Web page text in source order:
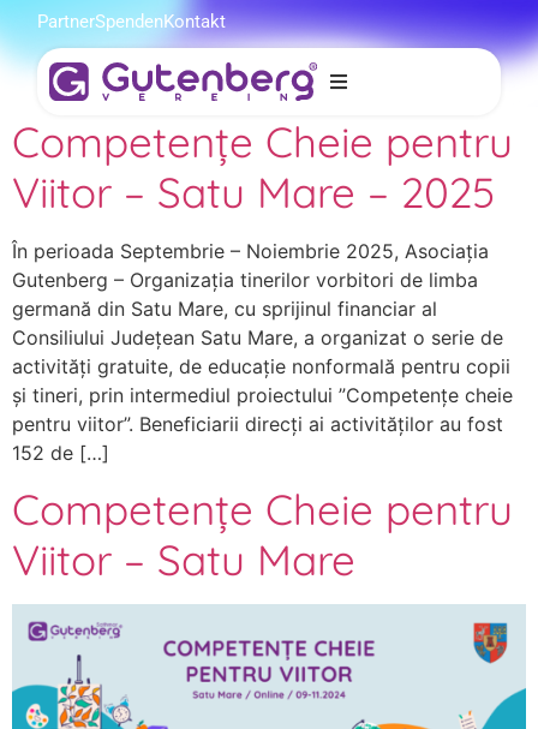
PartnerSpendenKontakt
Despre Organizație
Pentru Studenți
Pentru Elevi
Proiecte
Competențe Cheie pentru
Viitor – Satu Mare – 2025
În perioada Septembrie – Noiembrie 2025, Asociația
Gutenberg – Organizația tinerilor vorbitori de limba
germană din Satu Mare, cu sprijinul financiar al
Consiliului Județean Satu Mare, a organizat o serie de
activități gratuite, de educație nonformală pentru copii
și tineri, prin intermediul proiectului ”Competențe cheie
pentru viitor”. Beneficiarii direcți ai activităților au fost
152 de […]
Competențe Cheie pentru
Viitor – Satu Mare